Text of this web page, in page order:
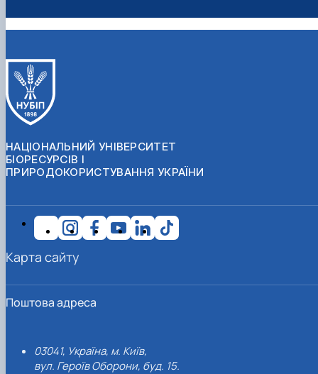
НАЦІОНАЛЬНИЙ УНІВЕРСИТЕТ
БІОРЕСУРСІВ І
ПРИРОДОКОРИСТУВАННЯ УКРАЇНИ
Поштова адреса
03041, Україна, м. Київ,
вул. Героїв Оборони, буд. 15.
Карта сайту